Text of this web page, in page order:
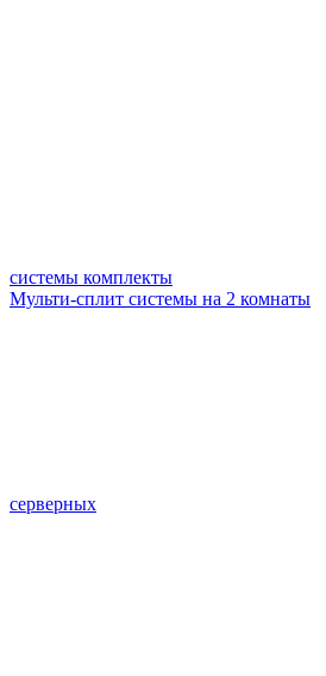
системы комплекты
Мульти-сплит системы на 2 комнаты
серверных